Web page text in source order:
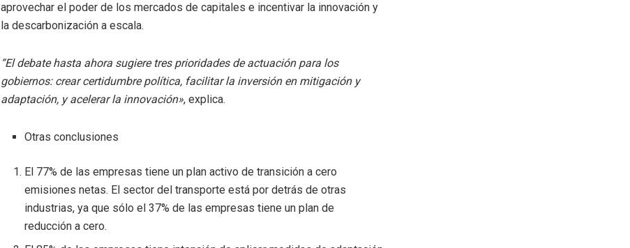
aprovechar el poder de los mercados de capitales e incentivar la innovación y
la descarbonización a escala.
“El debate hasta ahora sugiere tres prioridades de actuación para los
gobiernos: crear certidumbre política, facilitar la inversión en mitigación y
adaptación, y acelerar la innovación», explica.
Otras conclusiones
El 77% de las empresas tiene un plan activo de transición a cero
emisiones netas. El sector del transporte está por detrás de otras
industrias, ya que sólo el 37% de las empresas tiene un plan de
reducción a cero.